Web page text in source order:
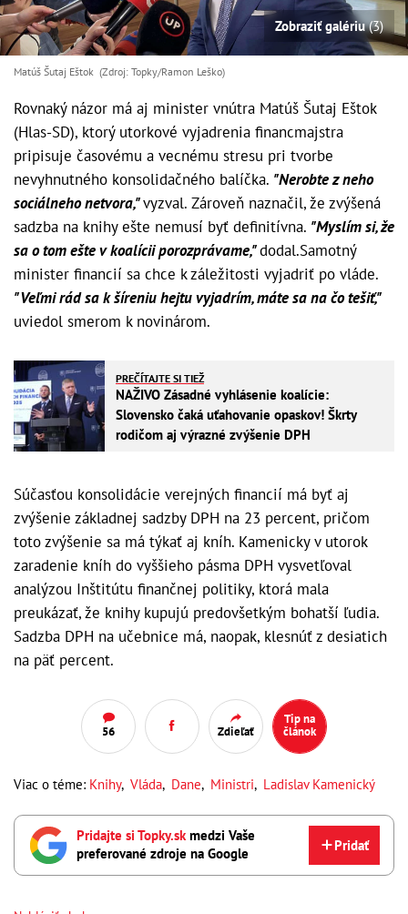
Zobraziť galériu(3)
Matúš Šutaj Eštok (Zdroj: Topky/Ramon Leško)
Rovnaký názor má aj minister vnútra Matúš Šutaj Eštok
(Hlas-SD), ktorý utorkové vyjadrenia financmajstra
pripisuje časovému a vecnému stresu pri tvorbe
nevyhnutného konsolidačného balíčka. "Nerobte z neho
sociálneho netvora,"vyzval. Zároveň naznačil, že zvýšená
sadzba na knihy ešte nemusí byť definitívna. "Myslím si, že
sa o tom ešte v koalícii porozprávame,"dodal.Samotný
minister financií sa chce k záležitosti vyjadriť po vláde.
"Veľmi rád sa k šíreniu hejtu vyjadrím, máte sa na čo tešiť,"
uviedol smerom k novinárom.
PREČÍTAJTE SI TIEŽ
NAŽIVO Zásadné vyhlásenie koalície:
Slovensko čaká uťahovanie opaskov! Škrty
rodičom aj výrazné zvýšenie DPH
Súčasťou konsolidácie verejných financií má byť aj
zvýšenie základnej sadzby DPH na 23 percent, pričom
toto zvýšenie sa má týkať aj kníh. Kamenicky v utorok
zaradenie kníh do vyššieho pásma DPH vysvetľoval
analýzou Inštitútu finančnej politiky, ktorá mala
preukázať, že knihy kupujú predovšetkým bohatší ľudia.
Sadzba DPH na učebnice má, naopak, klesnúť z desiatich
na päť percent.
56 Zdieľať
Tip na
článok
Viac o téme: Knihy, Vláda, Dane, Ministri, Ladislav Kamenický
Pridajte si Topky.skmedzi Vaše
preferované zdroje na Google
Pridať